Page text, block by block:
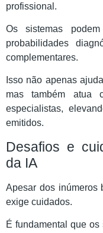
profissional.
Os sistemas
probabilidades
complementares.
Isso não apenas
mas também atua
especialistas,
emitidos.
Desafios e
da IA
Apesar dos inúmeros
exige cuidados.
É fundamental que